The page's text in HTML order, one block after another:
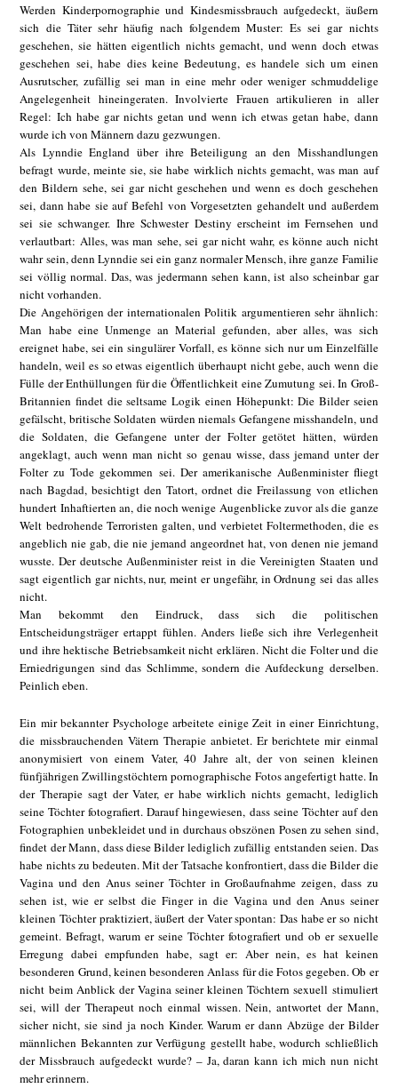
Werden Kinderpornographie und Kindesmissbrauch aufgedeckt, äußern
sich die Täter sehr häufig nach folgendem Muster: Es sei gar nichts
geschehen, sie hätten eigentlich nichts gemacht, und wenn doch etwas
geschehen sei, habe dies keine Bedeutung, es handele sich um einen
Ausrutscher, zufällig sei man in eine mehr oder weniger schmuddelige
Angelegenheit hineingeraten. Involvierte Frauen artikulieren in aller
Regel: Ich habe gar nichts getan und wenn ich etwas getan habe, dann
wurde ich von Männern dazu gezwungen.
Als Lynndie England über ihre Beteiligung an den Misshandlungen
befragt wurde, meinte sie, sie habe wirklich nichts gemacht, was man auf
den Bildern sehe, sei gar nicht geschehen und wenn es doch geschehen
sei, dann habe sie auf Befehl von Vorgesetzten gehandelt und außerdem
sei sie schwanger. Ihre Schwester Destiny erscheint im Fernsehen und
verlautbart: Alles, was man sehe, sei gar nicht wahr, es könne auch nicht
wahr sein, denn Lynndie sei ein ganz normaler Mensch, ihre ganze Familie
sei völlig normal. Das, was jedermann sehen kann, ist also scheinbar gar
nicht vorhanden.
Die Angehörigen der internationalen Politik argumentieren sehr ähnlich:
Man habe eine Unmenge an Material gefunden, aber alles, was sich
ereignet habe, sei ein singulärer Vorfall, es könne sich nur um Einzelfälle
handeln, weil es so etwas eigentlich überhaupt nicht gebe, auch wenn die
Fülle der Enthüllungen für die Öffentlichkeit eine Zumutung sei. In Groß-
Britannien findet die seltsame Logik einen Höhepunkt: Die Bilder seien
gefälscht, britische Soldaten würden niemals Gefangene misshandeln, und
die Soldaten, die Gefangene unter der Folter getötet hätten, würden
angeklagt, auch wenn man nicht so genau wisse, dass jemand unter der
Folter zu Tode gekommen sei. Der amerikanische Außenminister fliegt
nach Bagdad, besichtigt den Tatort, ordnet die Freilassung von etlichen
hundert Inhaftierten an, die noch wenige Augenblicke zuvor als die ganze
Welt bedrohende Terroristen galten, und verbietet Foltermethoden, die es
angeblich nie gab, die nie jemand angeordnet hat, von denen nie jemand
wusste. Der deutsche Außenminister reist in die Vereinigten Staaten und
sagt eigentlich gar nichts, nur, meint er ungefähr, in Ordnung sei das alles
nicht.
Man bekommt den Eindruck, dass sich die politischen
Entscheidungsträger ertappt fühlen. Anders ließe sich ihre Verlegenheit
und ihre hektische Betriebsamkeit nicht erklären. Nicht die Folter und die
Erniedrigungen sind das Schlimme, sondern die Aufdeckung derselben.
Peinlich eben.
Ein mir bekannter Psychologe arbeitete einige Zeit in einer Einrichtung,
die missbrauchenden Vätern Therapie anbietet. Er berichtete mir einmal
anonymisiert von einem Vater, 40 Jahre alt, der von seinen kleinen
fünfjährigen Zwillingstöchtern pornographische Fotos angefertigt hatte. In
der Therapie sagt der Vater, er habe wirklich nichts gemacht, lediglich
seine Töchter fotografiert. Darauf hingewiesen, dass seine Töchter auf den
Fotographien unbekleidet und in durchaus obszönen Posen zu sehen sind,
findet der Mann, dass diese Bilder lediglich zufällig entstanden seien. Das
habe nichts zu bedeuten. Mit der Tatsache konfrontiert, dass die Bilder die
Vagina und den Anus seiner Töchter in Großaufnahme zeigen, dass zu
sehen ist, wie er selbst die Finger in die Vagina und den Anus seiner
kleinen Töchter praktiziert, äußert der Vater spontan: Das habe er so nicht
gemeint. Befragt, warum er seine Töchter fotografiert und ob er sexuelle
Erregung dabei empfunden habe, sagt er: Aber nein, es hat keinen
besonderen Grund, keinen besonderen Anlass für die Fotos gegeben. Ob er
nicht beim Anblick der Vagina seiner kleinen Töchtern sexuell stimuliert
sei, will der Therapeut noch einmal wissen. Nein, antwortet der Mann,
sicher nicht, sie sind ja noch Kinder. Warum er dann Abzüge der Bilder
männlichen Bekannten zur Verfügung gestellt habe, wodurch schließlich
der Missbrauch aufgedeckt wurde? – Ja, daran kann ich mich nun nicht
mehr erinnern.